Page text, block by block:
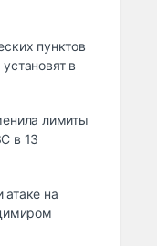
пунктов
в
лимиты
в 13
на